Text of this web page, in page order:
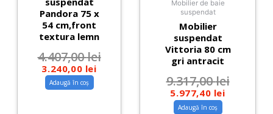
Pandora 75 x
54 cm,front
textura lemn
4.407,00lei
3.240,00 lei
Adaugă în coș
Mobilier de baie
suspendat
Mobilier
suspendat
Vittoria 80 cm
gri antracit
9.317,00lei
5.977,40 lei
Adaugă în coș